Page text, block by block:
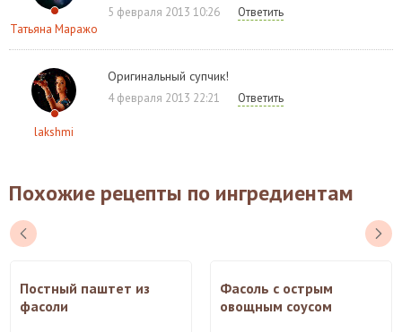
Татьяна Маражо
5 февраля 2013 10:26 Ответить
lakshmi
Оригинальный супчик!
4 февраля 2013 22:21 Ответить
Похожие рецепты по ингредиентам
Постный паштет из
фасоли
Фасоль с острым
овощным соусом